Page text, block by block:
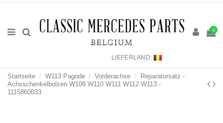
0
LIEFERLAND:
Startseite W113 Pagode Vorderachse
Reparatursatz -
Achsschenkelbolzen W108 W110 W111 W112 W113 -
1115860033